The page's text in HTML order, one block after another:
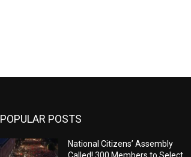
POPULAR POSTS
National Citizens’ Assembly